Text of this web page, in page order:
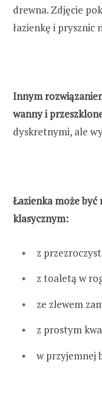
drewna. Zdjęcie
łazienkę i prysznic
Innym
wanny i
dyskretnymi, ale
Łazienka może
klasycznym:
z
z toaletą w
ze zlewem
z prostym
w przyjemnej